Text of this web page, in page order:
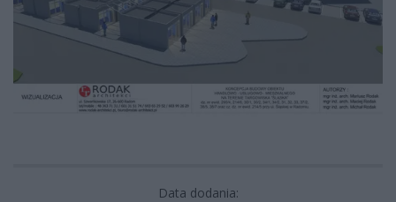
Data dodania: